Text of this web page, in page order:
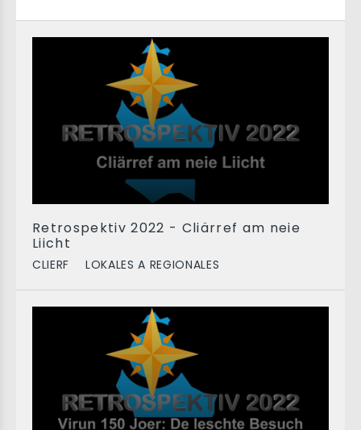
Retrospektiv 2022 - Cliärref am neie
Liicht
CLIERF LOKALES A REGIONALES